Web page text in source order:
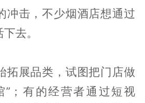
冲击，不少烟酒店想通过
去。
拓展品类，试图把门店做
”；有的经营者通过短视